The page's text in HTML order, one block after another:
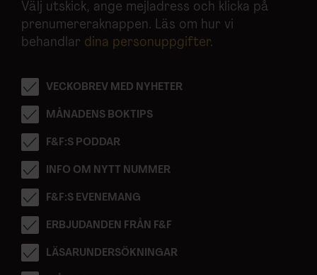
Välj utskick, ange mejladress och klicka på
prenumereraknappen. Läs om hur vi
behandlar dina personuppgifter.
VECKOBREV MED NYHETER
MÅNADENS BOKTIPS
F&F:S PODDAR
INFO OM NYTT NUMMER
F&F:S EVENEMANG
ERBJUDANDEN FRÅN F&F
LÄSARUNDERSÖKNINGAR